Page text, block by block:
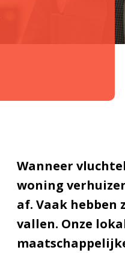
Wanneer
woning
af. Vaak hebben
vallen. Onze